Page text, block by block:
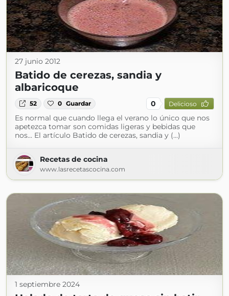
27 junio 2012
Batido de cerezas, sandia y
albaricoque
52 0 Guardar 0 Delicioso
Es normal que cuando llega el verano lo único que nos
apetezca tomar son comidas ligeras y bebidas que
nos... El artículo Batido de cerezas, sandia y (...)
Recetas de cocina
www.lasrecetascocina.com
1 septiembre 2024